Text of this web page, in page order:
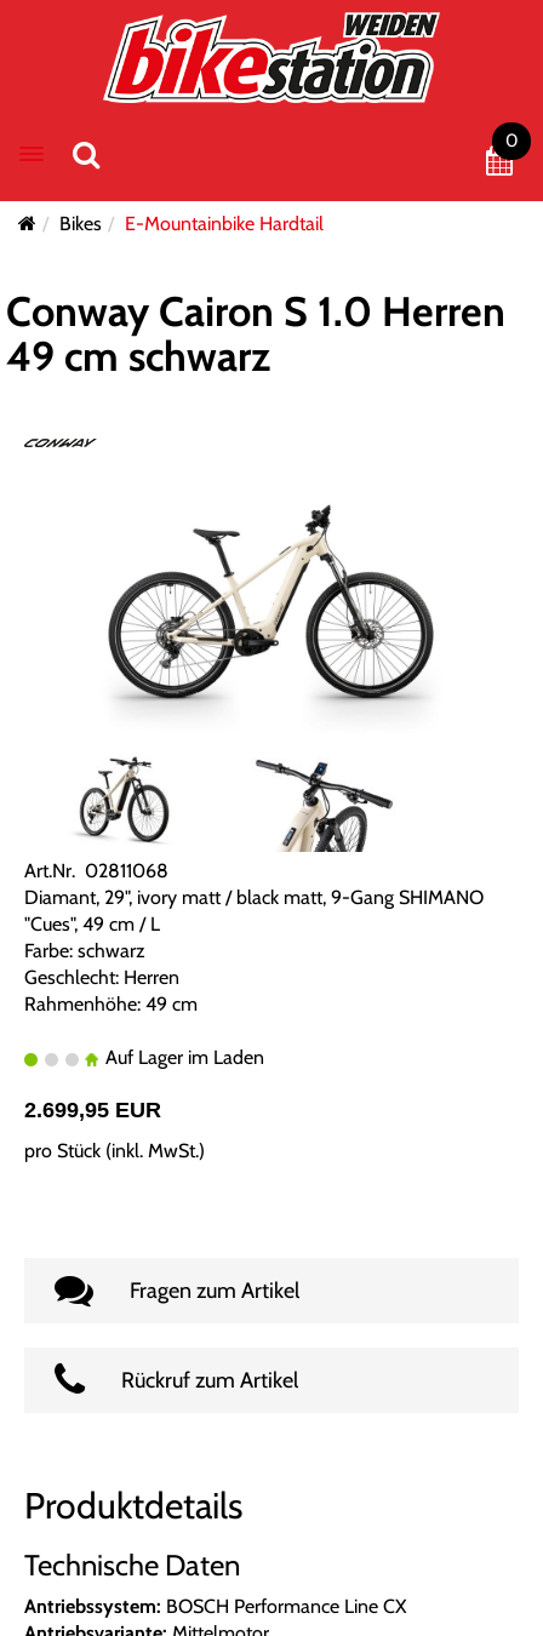
Toggle navigation
0
Bikes E-Mountainbike Hardtail
Conway Cairon S 1.0 Herren
49 cm schwarz
Art.Nr. 02811068
Diamant, 29", ivory matt / black matt, 9-Gang SHIMANO
"Cues", 49 cm / L
Farbe: schwarz
Geschlecht: Herren
Rahmenhöhe: 49 cm
Auf Lager im Laden
2.699,95 EUR
pro Stück (inkl. MwSt.)
Fragen zum Artikel
Rückruf zum Artikel
Produktdetails
Technische Daten
Antriebssystem: BOSCH Performance Line CX